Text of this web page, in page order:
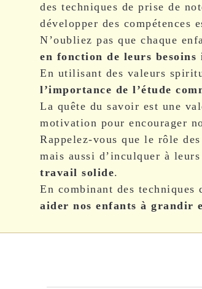
des techniques de prise de
développer des compétences
N’oubliez pas que chaque
en fonction de leurs besoins
En utilisant des valeurs
l’importance de l’étude
La quête du savoir est une
motivation pour encourager
Rappelez-vous que le rôle
mais aussi d’inculquer à
travail solide.
En combinant des techniques
aider nos enfants à grandir